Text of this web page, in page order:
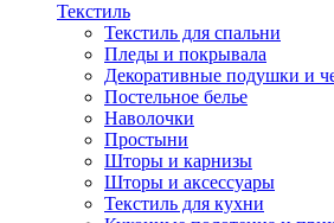
Текстиль
Текстиль для спальни
Пледы и покрывала
Декоративные подушки и
Постельное белье
Наволочки
Простыни
Шторы и карнизы
Шторы и аксессуары
Текстиль для кухни